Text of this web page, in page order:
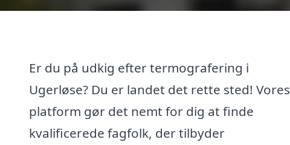
Er du på udkig efter termografering i
Ugerløse? Du er landet det rette sted! Vores
platform gør det nemt for dig at finde
kvalificerede fagfolk, der tilbyder